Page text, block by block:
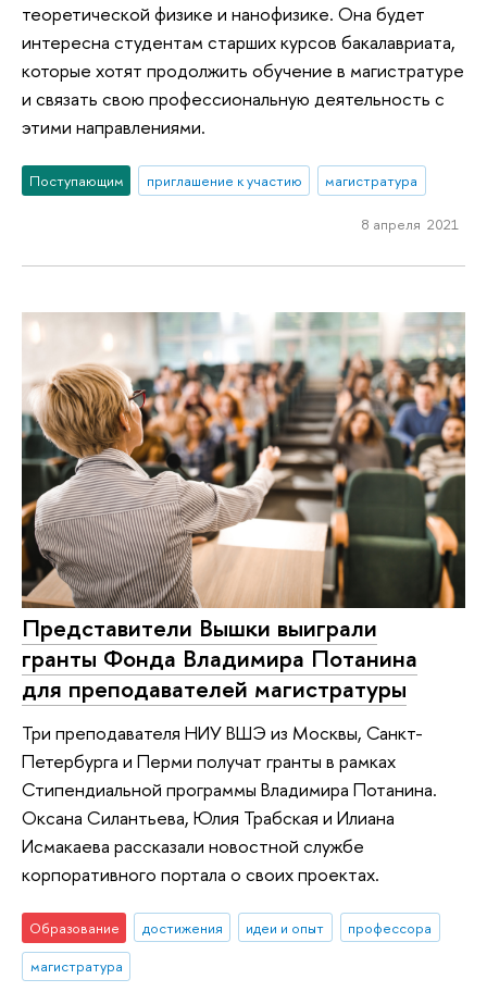
теоретической физике и нанофизике. Она будет
интересна студентам старших курсов бакалавриата,
которые хотят продолжить обучение в магистратуре
и связать свою профессиональную деятельность с
этими направлениями.
Поступающим приглашение к участию магистратура
8 апреля 2021
Представители Вышки выиграли
гранты Фонда Владимира Потанина
для преподавателей магистратуры
Три преподавателя НИУ ВШЭ из Москвы, Санкт-
Петербурга и Перми получат гранты в рамках
Стипендиальной программы Владимира Потанина.
Оксана Силантьева, Юлия Трабская и Илиана
Исмакаева рассказали новостной службе
корпоративного портала о своих проектах.
Образование достижения идеи и опыт
профессора
магистратура